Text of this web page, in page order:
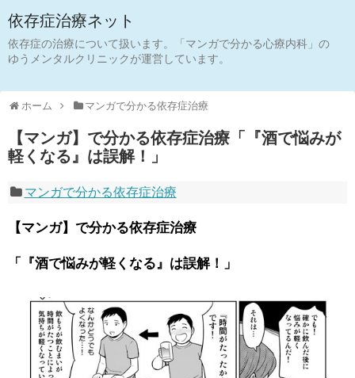
依存症治療ネット
依存症の治療について扱います。「マンガで分かる心療内科」の
ゆうメンタルクリニックが運営しています。
ホーム マンガで分かる依存症治療
【マンガ】で分かる依存症治療「『酒で悩みが
軽くなる』は誤解！」
マンガで分かる依存症治療
【マンガ】で分かる依存症治療
「『酒で悩みが軽くなる』は誤解！」